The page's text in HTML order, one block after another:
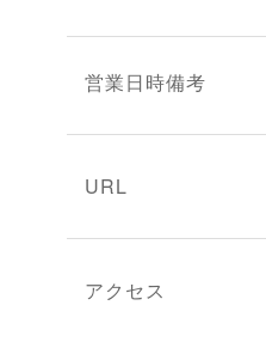
営業日時備考
URL
アクセス